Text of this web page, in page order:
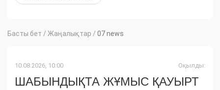
Басты бет / Жаңалықтар / 07 news
10.08.2026, 10:00 Оқылды:
ШАБЫНДЫҚТА ЖҰМЫС ҚАУЫРТ